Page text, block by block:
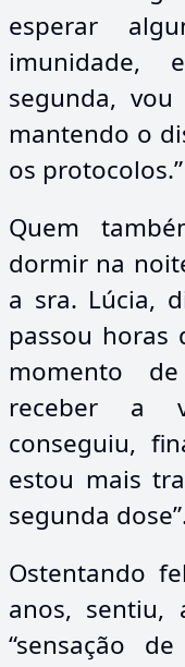
esperar
imunidade,
segunda,
mantendo o
os protocolos.”
Quem
dormir na
a sra. Lúcia,
passou horas
momento
receber a
conseguiu,
estou mais
segunda
Ostentando
anos, sentiu,
“sensação